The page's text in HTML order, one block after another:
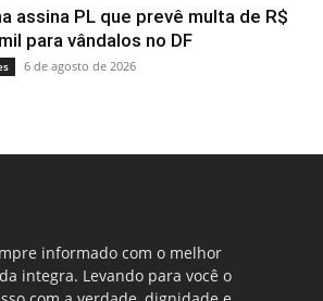
assina PL que prevê multa de R$
para vândalos no DF
6 de agosto de 2026
informado com o melhor
integra. Levando para você o